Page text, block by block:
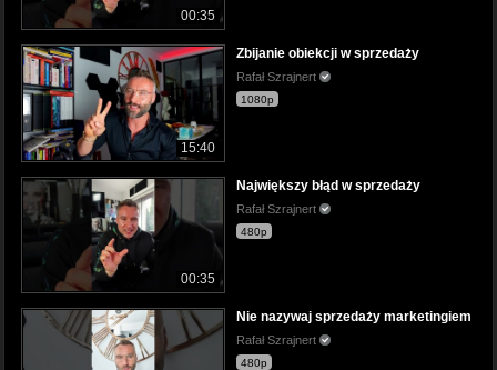
00:35
15:40
Zbijanie obiekcji w sprzedaży
Rafał Szrajnert
1080p
00:35
Największy błąd w sprzedaży
Rafał Szrajnert
480p
Nie nazywaj sprzedaży marketingiem
Rafał Szrajnert
480p